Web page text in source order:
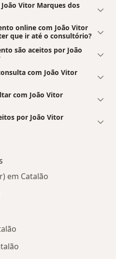
Vitor Marques dos
online com João Vitor
que ir até o consultório?
são aceitos por João
com João Vitor
com João Vitor
por João Vitor
em Catalão